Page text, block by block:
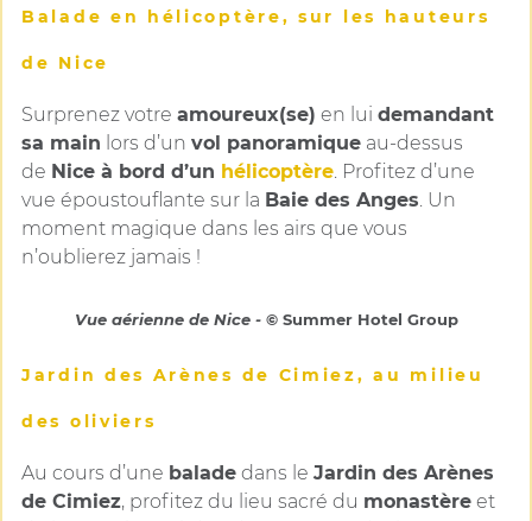
Balade en hélicoptère, sur les hauteurs
de Nice
Surprenez votre amoureux(se) en lui demandant
sa main lors d’un vol panoramique au-dessus
de Nice à bord d’un hélicoptère. Profitez d’une
vue époustouflante sur la Baie des Anges. Un
moment magique dans les airs que vous
n’oublierez jamais !
Vue aérienne de Nice - © Summer Hotel Group
Jardin des Arènes de Cimiez, au milieu
des oliviers
Au cours d’une balade dans le Jardin des Arènes
de Cimiez, profitez du lieu sacré du monastère et